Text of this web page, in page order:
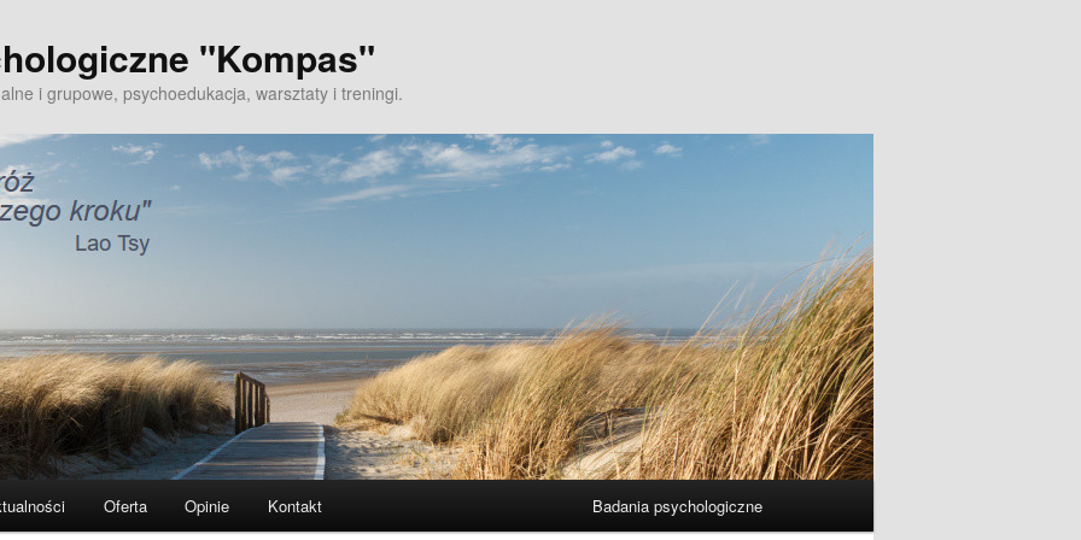
"Kompas"
i grupowe, psychoedukacja, warsztaty i treningi.
Oferta Opinie Kontakt Badania psychologiczne